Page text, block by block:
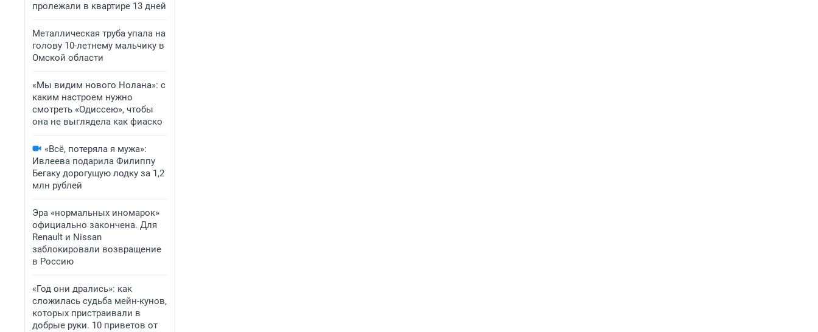
пролежали в квартире 13 дней
Металлическая труба упала на
голову 10-летнему мальчику в
Омской области
«Мы видим нового Нолана»: с
каким настроем нужно
смотреть «Одиссею», чтобы
она не выглядела как фиаско
«Всё, потеряла я мужа»:
Ивлеева подарила Филиппу
Бегаку дорогущую лодку за 1,2
млн рублей
Эра «нормальных иномарок»
официально закончена. Для
Renault и Nissan
заблокировали возвращение
в Россию
«Год они дрались»: как
сложилась судьба мейн-кунов,
которых пристраивали в
добрые руки. 10 приветов от